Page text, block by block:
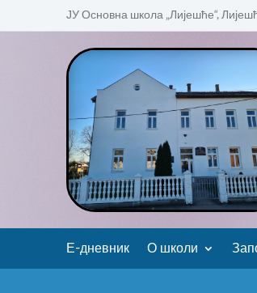
ЈУ Основна школа „Лијешће“,
Е-дневник О школи